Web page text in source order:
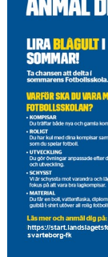
SPONSORHUSET
GRÄSROTEN